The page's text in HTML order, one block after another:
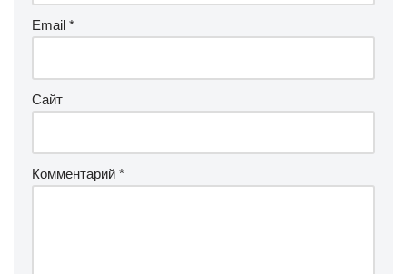
Email *
Сайт
Комментарий *